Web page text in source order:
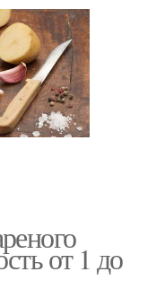
от 1 до